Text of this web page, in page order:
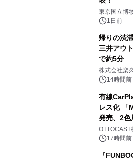
東京国立博
1日前
帰りの渋
三井アウ
で約5分
メニューを
株式会社楽
14時間前
有線
レス化 「
発売、2色
OTTOCAST
17時間前
『